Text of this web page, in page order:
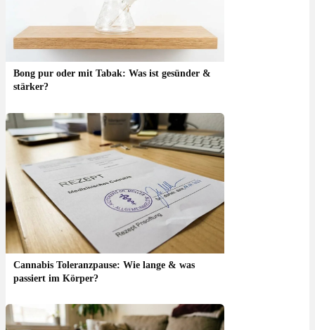
Bong pur oder mit Tabak: Was ist gesünder &
stärker?
Cannabis Toleranzpause: Wie lange & was
passiert im Körper?